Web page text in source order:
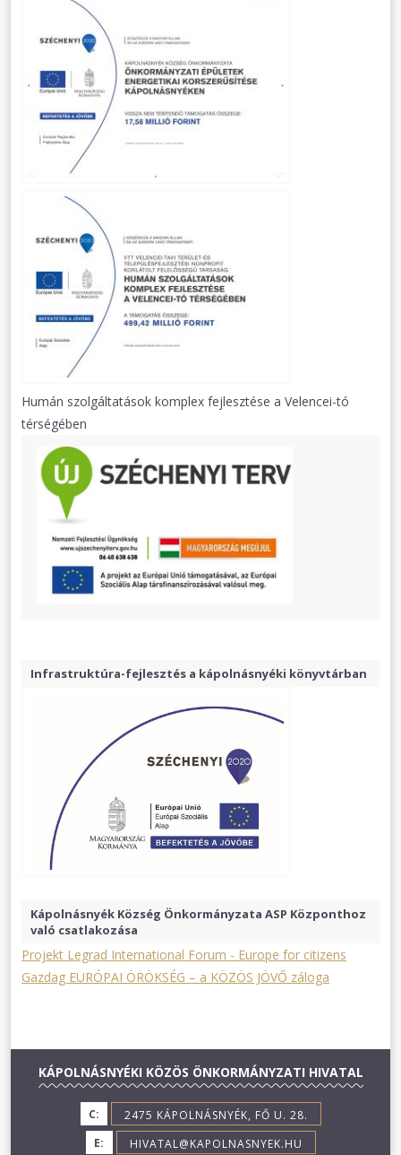
Humán szolgáltatások komplex fejlesztése a Velencei-tó
térségében
Infrastruktúra-fejlesztés a kápolnásnyéki könyvtárban
Kápolnásnyék Község Önkormányzata ASP Központhoz
való csatlakozása
Projekt Legrad International Forum - Europe for citizens
Gazdag EURÓPAI ÖRÖKSÉG – a KÖZÖS JÖVŐ záloga
KÁPOLNÁSNYÉKI KÖZÖS ÖNKORMÁNYZATI HIVATAL
C:
2475 KÁPOLNÁSNYÉK, FŐ U. 28.
E:
HIVATAL@KAPOLNASNYEK.HU